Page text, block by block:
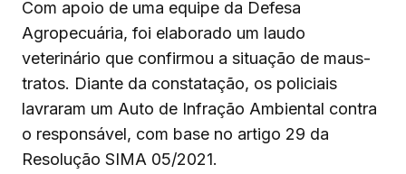
Com apoio de uma equipe da Defesa
Agropecuária, foi elaborado um laudo
veterinário que confirmou a situação de maus-
tratos. Diante da constatação, os policiais
lavraram um Auto de Infração Ambiental contra
o responsável, com base no artigo 29 da
Resolução SIMA 05/2021.